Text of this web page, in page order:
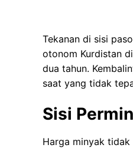
Tekanan di sisi
otonom Kurdistan
dua tahun.
saat yang tidak
Sisi
Harga minyak